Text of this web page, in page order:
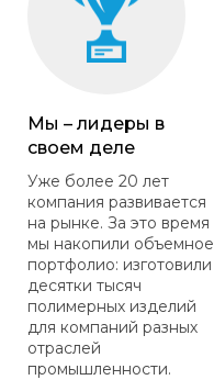
Мы – лидеры в
своем деле
Уже более 20 лет
компания развивается
на рынке. За это время
мы накопили объемное
портфолио: изготовили
десятки тысяч
полимерных изделий
для компаний разных
отраслей
промышленности.